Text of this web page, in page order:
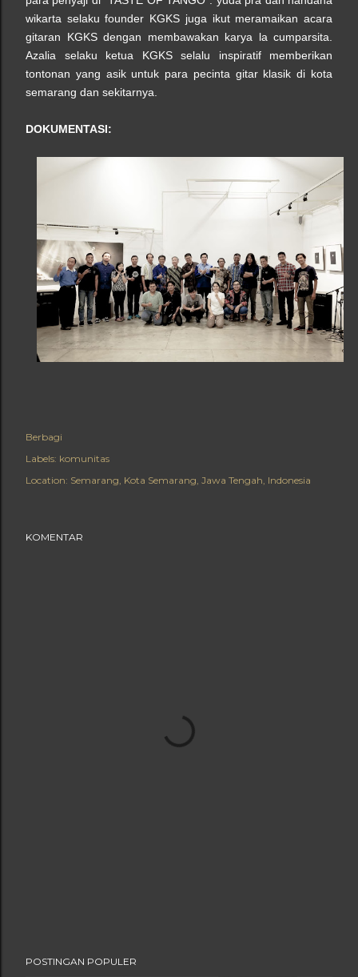
wikarta selaku founder KGKS juga ikut meramaikan acara
gitaran KGKS dengan membawakan karya la cumparsita.
Azalia selaku ketua KGKS selalu inspiratif memberikan
tontonan yang asik untuk para pecinta gitar klasik di kota
semarang dan sekitarnya.
DOKUMENTASI:
Berbagi
Labels: komunitas
Location: Semarang, Kota Semarang, Jawa Tengah, Indonesia
KOMENTAR
POSTINGAN POPULER